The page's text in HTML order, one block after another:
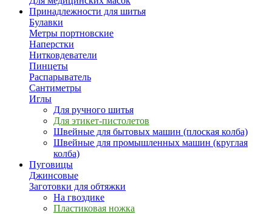
Принадлежности для шитья
Булавки
Метры портновские
Наперстки
Нитковдеватели
Пинцеты
Распарыватель
Сантиметры
Иглы
Для ручного шитья
Для этикет-пистолетов
Швейные для бытовых машин (плоская колба)
Швейные для промышленных машин (круглая
колба)
Пуговицы
Джинсовые
Заготовки для обтяжки
На гвоздике
Пластиковая ножка